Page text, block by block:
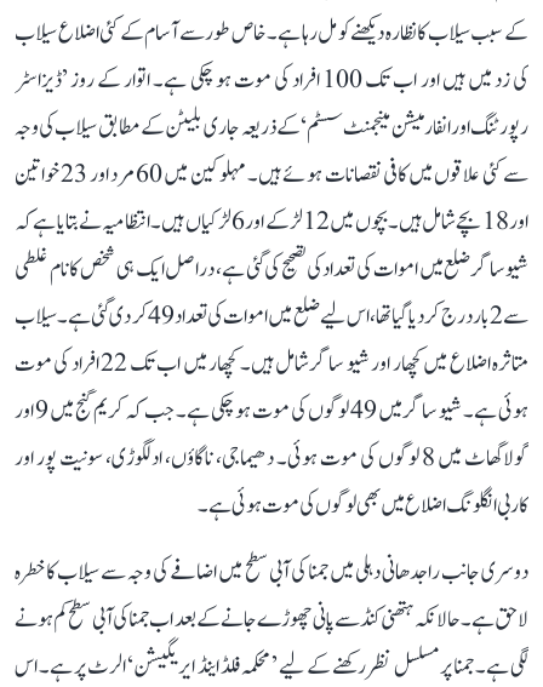
کے سبب سیلاب کا نظارہ دیکھنے کو مل رہا ہے۔ خاص طور سے آسام کے کئی اضلاع سیلاب
کی زد میں ہیں اور اب تک 100 افراد کی موت ہو چکی ہے۔ اتوار کے روز ’ڈیزاسٹر
رپورٹنگ اور انفارمیشن مینجمنٹ سسٹم‘ کے ذریعہ جاری بلیٹن کے مطابق سیلاب کی وجہ
سے کئی علاقوں میں کافی نقصانات ہوئے ہیں۔ مہلوکین میں 60 مرد اور 23 خواتین
اور 18 بچے شامل ہیں۔ بچوں میں 12 لڑکے اور 6 لڑکیاں ہیں۔ انتظامیہ نے بتایا ہے کہ
شیوساگر ضلع میں اموات کی تعداد کی تصحیح کی گئی ہے، دراصل ایک ہی شخص کا نام غلطی
سے 2 بار درج کر دیا گیا تھا، اس لیے ضلع میں اموات کی تعداد 49 کر دی گئی ہے۔ سیلاب
متاثرہ اضلاع میں کچھار اور شیو ساگر شامل ہیں۔ کچھار میں اب تک 22 افراد کی موت
ہوئی ہے۔ شیو ساگر میں 49 لوگوں کی موت ہو چکی ہے۔ جب کہ کریم گنج میں 9 اور
گولاگھاٹ میں 8 لوگوں کی موت ہوئی۔ دھیماجی، ناگاؤں، ادلگوڑی، سونیت پور اور
کاربی انگلونگ اضلاع میں بھی لوگوں کی موت ہوئی ہے۔
دوسری جانب راجدھانی دہلی میں جمنا کی آبی سطح میں اضافے کی وجہ سے سیلاب کا خطرہ
لاحق ہے۔ حالانکہ ہتھنی کنڈ سے پانی چھوڑے جانے کے بعد اب جمنا کی آبی سطح کم ہونے
لگی ہے۔ جمنا پر مسلسل نظر رکھنے کے لیے ’ محکمہ فلڈ اینڈ ایریگیشن‘ الرٹ پر ہے۔ اس